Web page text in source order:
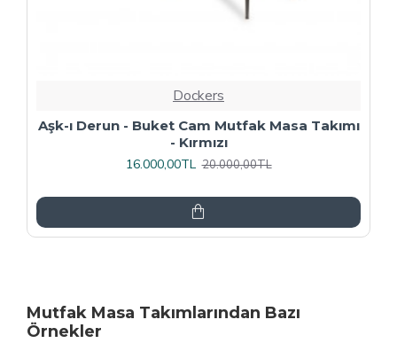
Dockers
Çipa Döküm Ayak - Play Polipropilen Masa
Takımı - 70x120 (Werzalit, Wermodin veya
Allzalit Tabla) - Afyon Mermer-Antrasit
Mutfak Masa Takımlarından Bazı
Örnekler